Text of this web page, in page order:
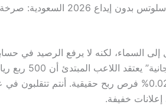
دورات مجانية ماكينات سلوتس
يرفع الأمل إلى السماء، لكنه لا يرفع الرصيد
خفيفة.